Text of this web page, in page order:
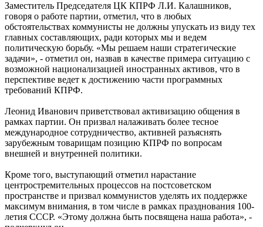
Заместитель Председателя ЦК КПРФ Л.И. Калашников,
говоря о работе партии, отметил, что в любых
обстоятельствах коммунисты не должны упускать из виду тех
главных составляющих, ради которых мы и ведем
политическую борьбу. «Мы решаем наши стратегические
задачи», - отметил он, назвав в качестве примера ситуацию с
возможной национализацией иностранных активов, что в
перспективе ведет к достижению части программных
требований КПРФ.
Леонид Иванович приветствовал активизацию общения в
рамках партии. Он призвал налаживать более тесное
международное сотрудничество, активней разъяснять
зарубежным товарищам позицию КПРФ по вопросам
внешней и внутренней политики.
Кроме того, выступающий отметил нарастание
центростремительных процессов на постсоветском
пространстве и призвал коммунистов уделять их поддержке
максимум внимания, в том числе в рамках празднования 100-
летия СССР. «Этому должна быть посвящена наша работа», -